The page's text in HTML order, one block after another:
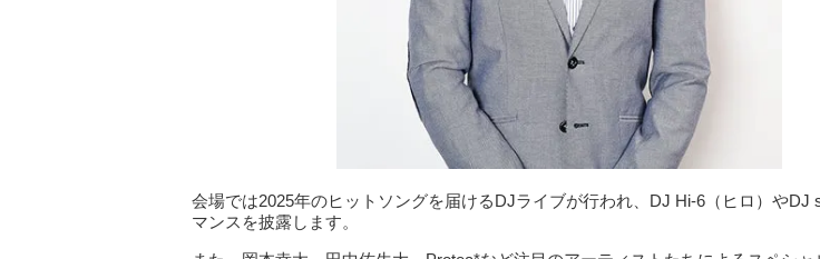
会場では2025年のヒットソングを届けるDJライブが行われ、DJ Hi-6（ヒロ）やDJ
マンスを披露します。